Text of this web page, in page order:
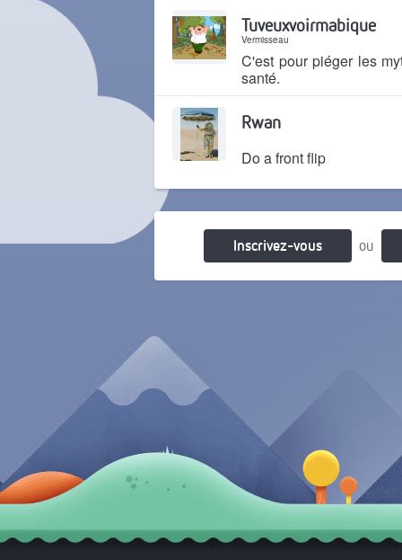
Tuveuxvoirmabique
Vermisseau
C'est pour piéger les
santé.
Rwan
Do a front flip
Inscrivez-vous ou